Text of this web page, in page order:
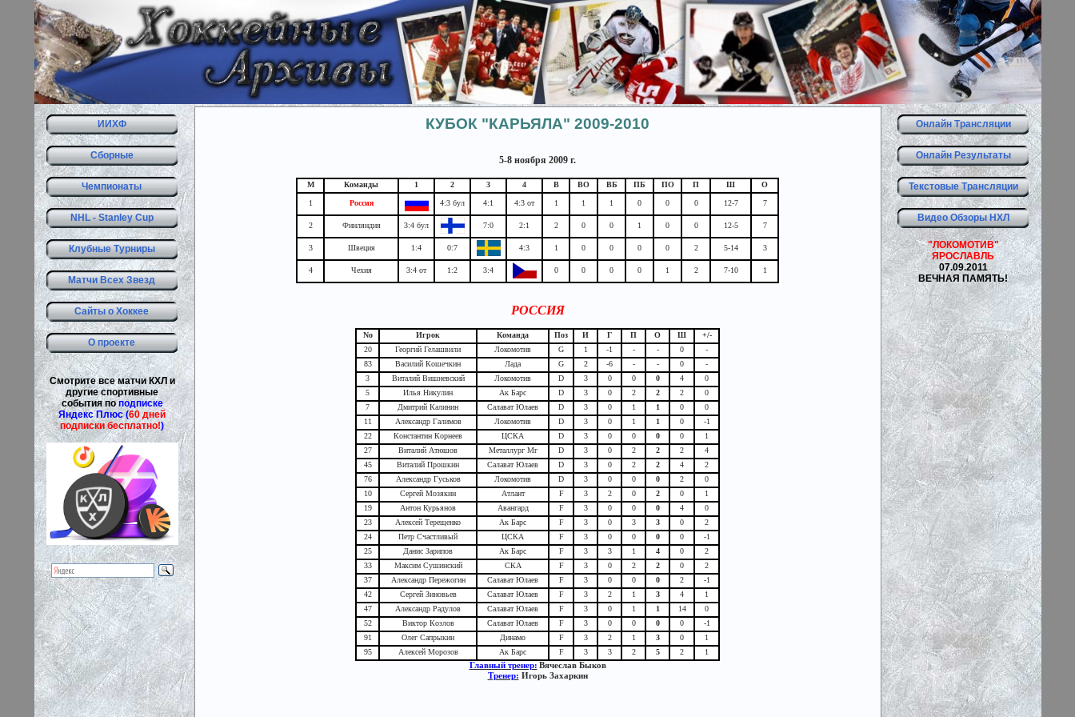
ИИХФ
Сборные
Чемпионаты
NHL - Stanley Cup
Клубные Турниры
Матчи Всех Звезд
Сайты о Хоккее
О проекте
Смотрите все матчи КХЛ и
другие спортивные
события поподписке
Яндекс Плюс (60 дней
подписки бесплатно!)
Онлайн Трансляции
Онлайн Результаты
Текстовые Трансляции
Видео Обзоры НХЛ
"ЛОКОМОТИВ"
ЯРОСЛАВЛЬ
07.09.2011
ВЕЧНАЯ ПАМЯТЬ!
КУБОК "КАРЬЯЛА" 2009-2010
5-8 ноября 2009 г.
М Команды 1 2 3 4 В ВО ВБ ПБ ПО П Ш О
1 Россия 4:3 бул 4:1 4:3 от 1 1 1 0 0 0 12-7 7
2 Финляндия 3:4 бул 7:0 2:1 2 0 0 1 0 0 12-5 7
3 Швеция 1:4 0:7 4:3 1 0 0 0 0 2 5-14 3
4 Чехия 3:4 от 1:2 3:4 0 0 0 0 1 2 7-10 1
РОССИЯ
No Игрок Команда Поз И Г П О Ш
+/-
20
Георгий Гелашвили Локомотив G 1 -1 - - 0
-
83
Василий Кошечкин Лада G 2 -6 - - 0
-
3
Виталий Вишневский Локомотив D 3 0 0 0 4
0
5
Илья Никулин Ак Барс D 3 0 2 2 2
0
7
Дмитрий Калинин Салават Юлаев D 3 0 1 1 0
0
11
Александр Галимов Локомотив D 3 0 1 1 0
-1
22
Константин Корнеев ЦСКА D 3 0 0 0 0
1
27
Виталий Атюшов Металлург Мг D 3 0 2 2 2
4
45
Виталий Прошкин Салават Юлаев D 3 0 2 2 4
2
76
Александр Гуськов Локомотив D 3 0 0 0 2
0
10
Сергей Мозякин Атлант F 3 2 0 2 0
1
19
Антон Курьянов Авангард F 3 0 0 0 4
0
23
Алексей Терещенко Ак Барс F 3 0 3 3 0
2
24
Петр Счастливый ЦСКА F 3 0 0 0 0
-1
25
Данис Зарипов Ак Барс F 3 3 1 4 0
2
33
Максим Сушинский СКА F 3 0 2 2 0
2
37
Александр Пережогин Салават Юлаев F 3 0 0 0 2
-1
42
Сергей Зиновьев Салават Юлаев F 3 2 1 3 4
1
47
Александр Радулов Салават Юлаев F 3 0 1 1 14
0
52
Виктор Козлов Салават Юлаев F 3 0 0 0 0
-1
91
Олег Сапрыкин Динамо F 3 2 1 3 0
1
95
Алексей Морозов Ак Барс F 3 3 2 5 2
1
Главный тренер: Вячеслав Быков
Тренер: Игорь Захаркин